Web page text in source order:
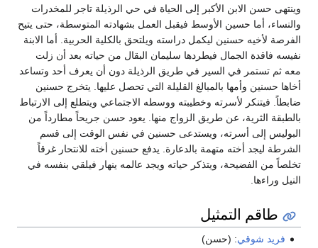
وينتهى حسن الابن الأكبر إلى الحياة في حي الرذيلة تاجر للمخدرات
والنساء، أما حسين الأوسط فيقبل العمل بشهادته المتوسطة، حتى يتيح
الفرصة لأخيه حسنين ليكمل دراسته ويلتحق بالكلية الحربية. أما الابنة
نفيسه فاقدة الجمال فيطردها سليمان البقال من حياته بعد أن زلت
معه ثم تستمر في السير في طريق الرذيلة دون أن يعرف أحد وتساعد
أخاها حسنين وأمها بالمبالغ القليلة التي تحصل عليها. يتخرج حسنين
ضابطاً. فيتنكر لأسرته وخطيبته ووسطه الاجتماعي ويتطلع إلى الارتباط
بالطبقة الثرية، عن طريق الزواج منها. يعود حسن جريحاً مطارداً من
البوليس إلى أسرته، ويستدعى حسنين في نفس الوقت إلى قسم
الشرطة ليجد أخته متهمة بالدعارة. يدفع حسنين أخته للانتحار غرقاً
تخلصاً من الفضيحة، ويتذكر حياته ويجد عالمه ينهار فيلقي بنفسه في
النيل وراءها.
طاقم التمثيل
فريد شوقي: (حسن)